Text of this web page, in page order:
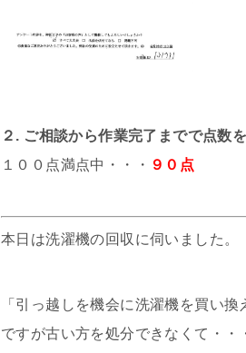
２. ご相談から作業完了までで点数
１００点満点中・・・ ９０点
本日は洗濯機の回収に伺いました。
「引っ越しを機会に洗濯機を買い換
ですが古い方を処分できなくて・・